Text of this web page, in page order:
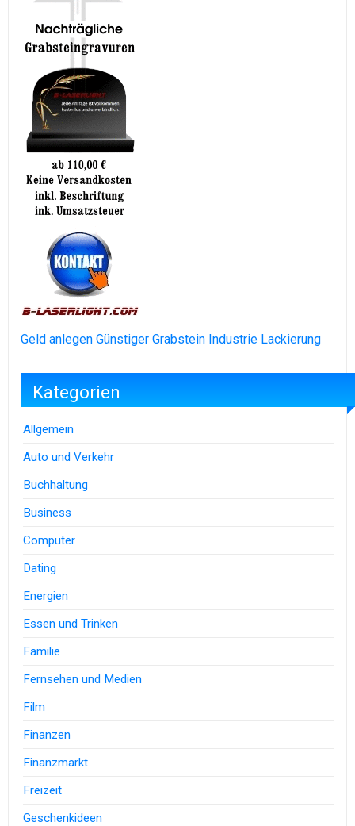
Geld anlegen Günstiger Grabstein Industrie Lackierung
Kategorien
Allgemein
Auto und Verkehr
Buchhaltung
Business
Computer
Dating
Energien
Essen und Trinken
Familie
Fernsehen und Medien
Film
Finanzen
Finanzmarkt
Freizeit
Geschenkideen